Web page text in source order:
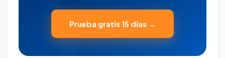
Prueba gratis 15 días →